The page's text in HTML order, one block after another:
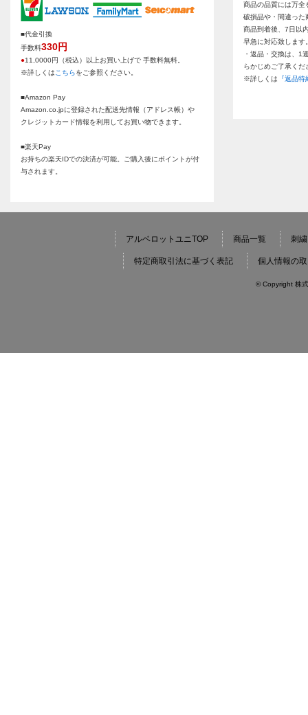
■代金引換
手数料330円
●11,0000円（税込）以上お買い上げで 手数料無料。
※詳しくはこちらをご参照ください。
■Amazon Pay
Amazon.co.jpに登録された配送先情報（アドレス帳）や
クレジットカード情報を利用してお買い物できます。
■楽天Pay
お持ちの楽天IDでの決済が可能。ご購入後にポイントが付
与されます。
商品の品質には万全
破損品や・間違った
商品到着後、7日以
早急に対応致します
・返品・交換は、1
らかじめご了承くだ
※詳しくは 『返品
アルベロットユニTOP 商品一覧 刺
特定商取引法に基づく表記 個人情報の
© Copyright 株